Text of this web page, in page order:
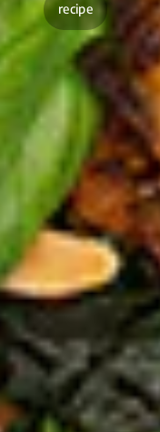
recipe